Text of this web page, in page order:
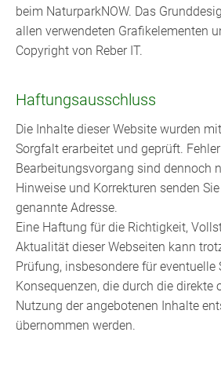
beim NaturparkNOW. Das
allen verwendeten Grafikelementen
Copyright von Reber IT.
Haftungsausschluss
Die Inhalte dieser Website wurden
Sorgfalt erarbeitet und geprüft.
Bearbeitungsvorgang sind dennoch
Hinweise und Korrekturen senden
genannte Adresse.
Eine Haftung für die Richtigkeit,
Aktualität dieser Webseiten kann
Prüfung, insbesondere für eventuelle
Konsequenzen, die durch die direkte
Nutzung der angebotenen Inhalte
übernommen werden.